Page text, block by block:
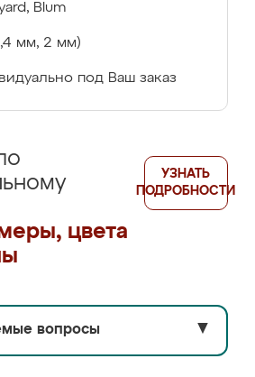
Blum
мм, 2 мм)
под Ваш заказ
цвета
УЗНАТЬ
ПОДРОБНОСТИ
вопросы ▼